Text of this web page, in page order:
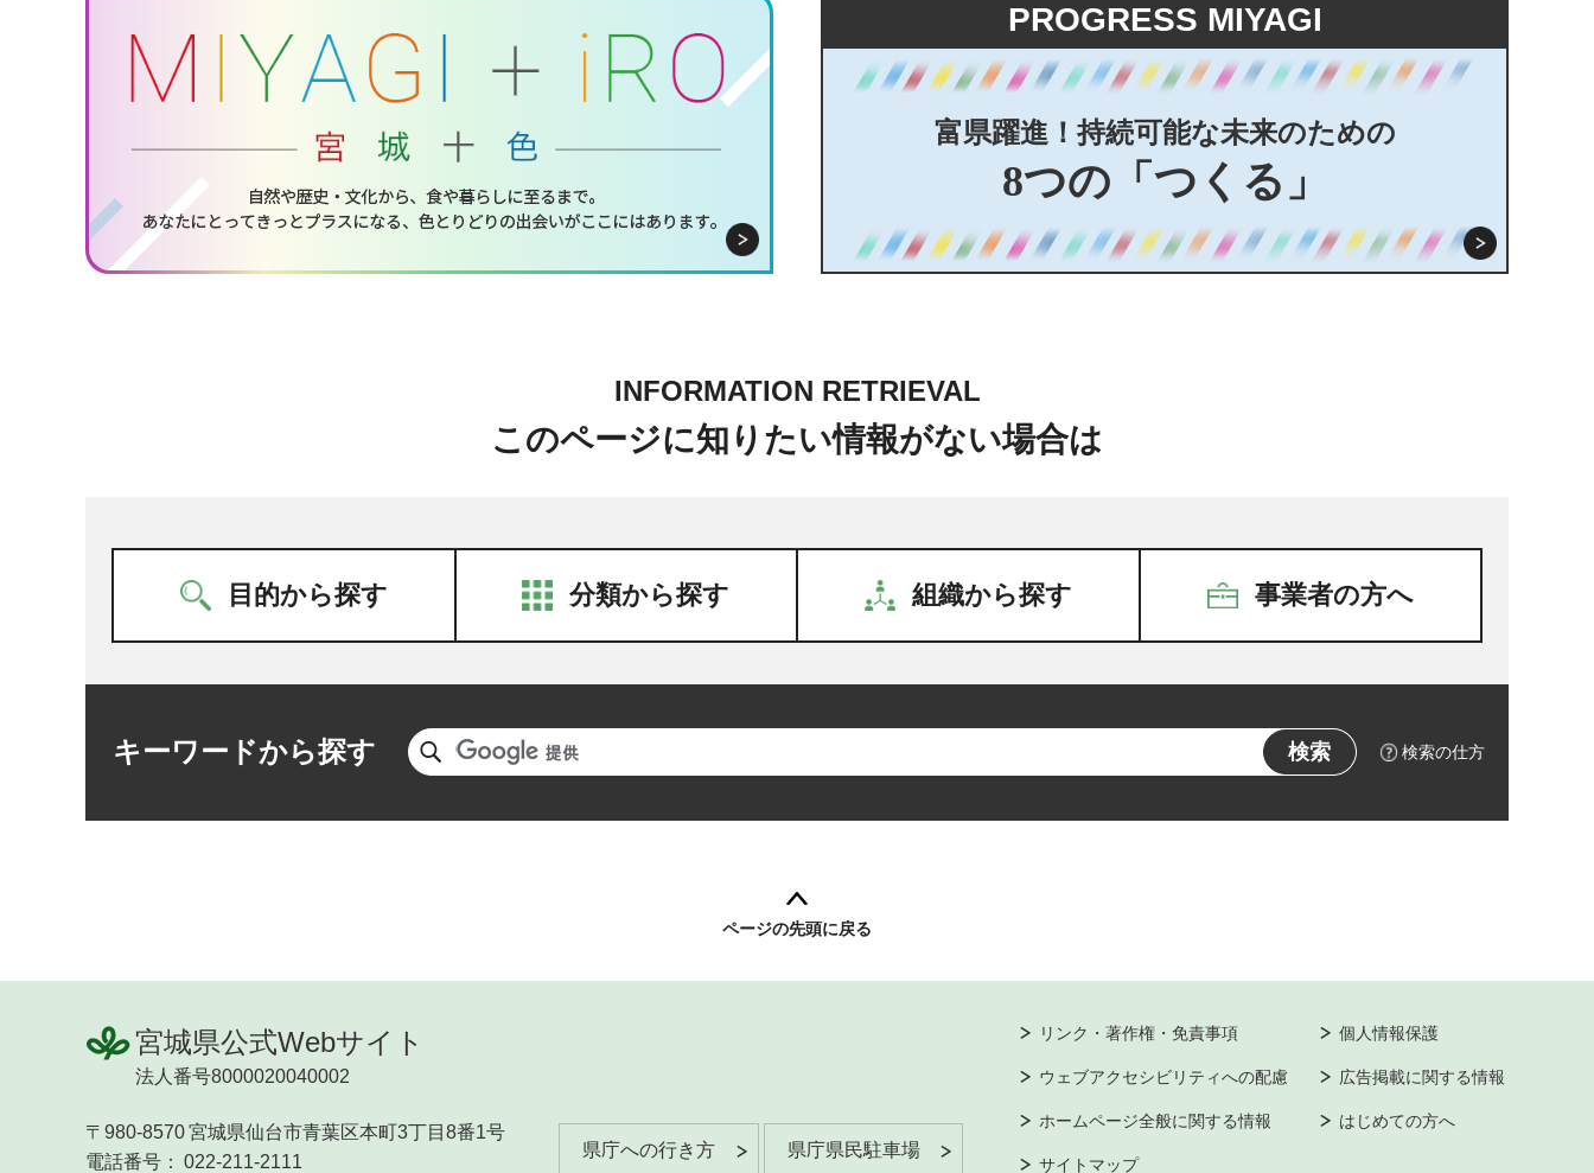
PROGRESS MIYAGI
富県躍進！持続可能な未来のための
8つの「つくる」
INFORMATION RETRIEVAL
このページに知りたい情報がない場合は
目的から探す 分類から探す 組織から探す 事業者の方へ
キーワードから探す 検索の仕方
ページの先頭に戻る
宮城県公式Webサイト
法人番号8000020040002
〒980-8570宮城県仙台市青葉区本町3丁目8番1号
電話番号： 022-211-2111
県庁への行き方 県庁県民駐車場
リンク・著作権・免責事項 個人情報保護
ウェブアクセシビリティへの配慮 広告掲載に関する情報
ホームページ全般に関する情報 はじめての方へ
サイトマップ